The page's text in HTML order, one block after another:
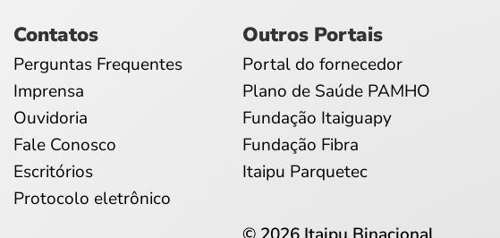
Contatos
Perguntas Frequentes
Imprensa
Ouvidoria
Fale Conosco
Escritórios
Protocolo eletrônico
Outros Portais
Portal do fornecedor
Plano de Saúde PAMHO
Fundação Itaiguapy
Fundação Fibra
Itaipu Parquetec